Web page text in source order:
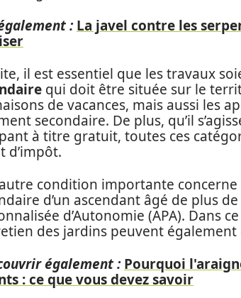
: La javel contre les
il est essentiel que les travaux
qui doit être située sur le
de vacances, mais aussi les
secondaire. De plus, qu’il
à titre gratuit, toutes ces
d’impôt.
condition importante
d’un ascendant âgé de plus
d’Autonomie (APA). Dans
des jardins peuvent
également : Pourquoi
: ce que vous devez savoir